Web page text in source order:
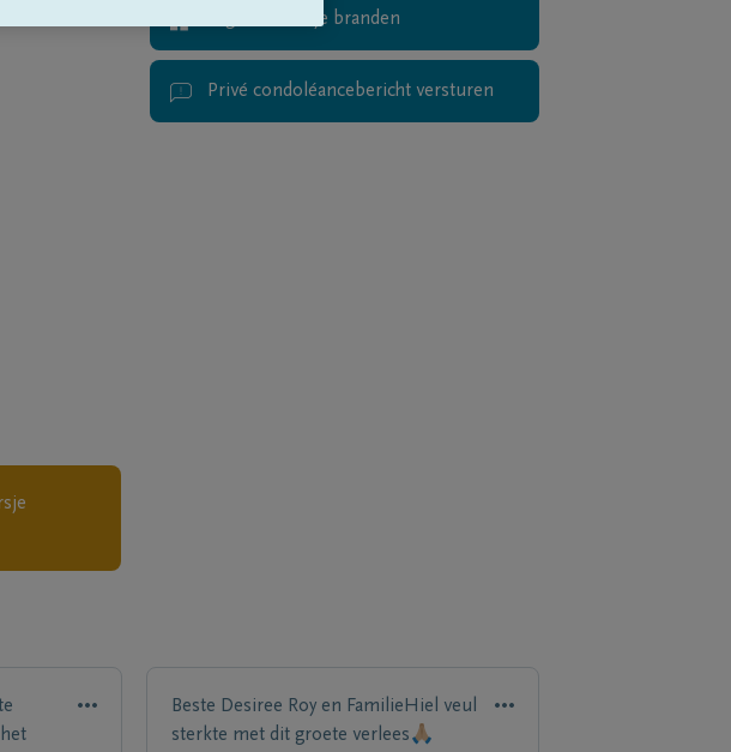
Digitaal kaarsje branden
Privé condoléancebericht versturen
Beste Desiree Roy en FamilieHiel veul
sterkte met dit groete verlees🙏🏼